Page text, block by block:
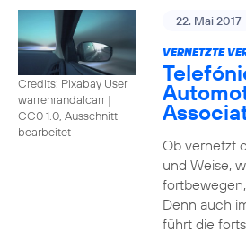
Credits: Pixabay User
warrenrandalcarr|
CC0 1.0, Ausschnitt
bearbeitet
22. Mai 2017
VERNETZTE
Ob vernetzt
und Weise,
Denn auch
führt die